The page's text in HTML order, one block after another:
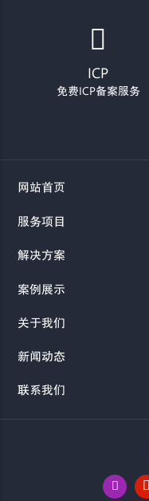
ICP
免费ICP备案服务
网站首页
服务项目
解决方案
案例展示
关于我们
新闻动态
联系我们